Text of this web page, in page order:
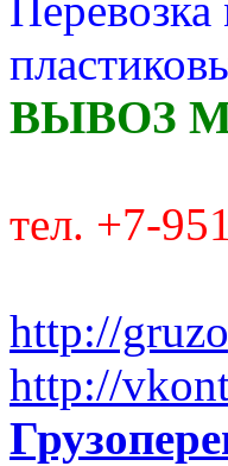
ВЫВОЗ
тел. +7-
http://
http://